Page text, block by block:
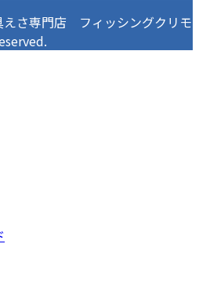
さ専門店 フィッシングクリモ